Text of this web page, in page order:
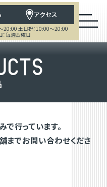
アクセス
20:00 土日祝：10:00～20:00
：毎週金曜日
CTS
行っています。
までお問い合わせくださ